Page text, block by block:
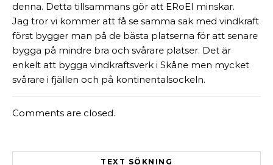
denna. Detta tillsammans gör att ERoEI minskar.
Jag tror vi kommer att få se samma sak med vindkraft
först bygger man på de bästa platserna för att senare
bygga på mindre bra och svårare platser. Det är
enkelt att bygga vindkraftsverk i Skåne men mycket
svårare i fjällen och på kontinentalsockeln.
Comments are closed.
TEXT SÖKNING